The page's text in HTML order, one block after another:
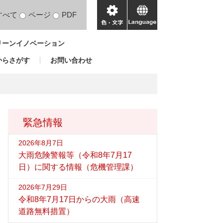
べて ページ PDF
色・
文
language
ンイノベーション
らさがす お問い合わせ
緊急情報
2026年8月7日
大雨危険警報等（令和8年7月17
日）に関する情報（危機管理課）
2026年7月29日
令和8年7月17日からの大雨（高速
道路無料措置）